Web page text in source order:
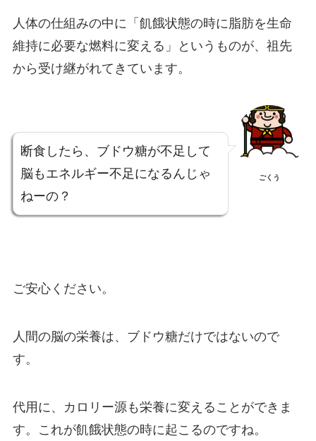
人体の仕組みの中に「飢餓状態の時に脂肪を生命
維持に必要な燃料に変える」というものが、祖先
から受け継がれてきています。
断食したら、ブドウ糖が不足して
脳もエネルギー不足になるんじゃ
ねーの？
ごくう
ご安心ください。
人間の脳の栄養は、ブドウ糖だけではないので
す。
代用に、カロリー源も栄養に変えることができま
す。これが飢餓状態の時に起こるのですね。